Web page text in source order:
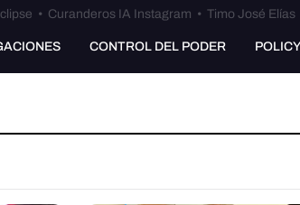
• Curanderos IA Instagram • Timo José Elías
CONTROL DEL PODER POLICY